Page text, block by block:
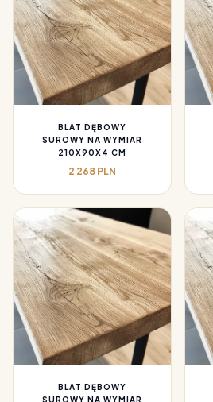
BLAT DĘBOWY
SUROWY NA WYMIAR
210X90X4 CM
2 268 PLN
BLAT DĘBOWY
SUROWY NA WYMIAR